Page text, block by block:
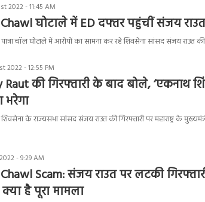
2022 - 11:45 AM
घोटाले में ED दफ्तर पहुंचीं संजय राउत
चॉल घोटाले में आरोपों का सामना कर रहे शिवसेना सांसद संजय राउत की
2022 - 12:55 PM
Raut की गिरफ्तारी के बाद बोले, ‘एकनाथ
भरेगा
शिवसेना के राज्यसभा सांसद संजय राउत की गिरफ्तारी पर महाराष्ट्र के
- 9:29 AM
Scam: संजय राउत पर लटकी
है पूरा मामला